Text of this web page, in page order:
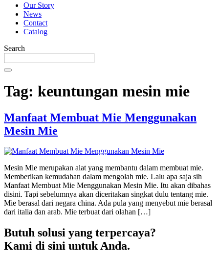
Our Story
News
Contact
Catalog
Search
Tag: keuntungan mesin mie
Manfaat Membuat Mie Menggunakan
Mesin Mie
Mesin Mie merupakan alat yang membantu dalam membuat mie.
Memberikan kemudahan dalam mengolah mie. Lalu apa saja sih
Manfaat Membuat Mie Menggunakan Mesin Mie. Itu akan dibahas
disini. Tapi sebelumnya akan diceritakan singkat dulu tentang mie.
Mie berasal dari negara china. Ada pula yang menyebut mie berasal
dari italia dan arab. Mie terbuat dari olahan […]
Butuh solusi yang terpercaya?
Kami di sini untuk Anda.